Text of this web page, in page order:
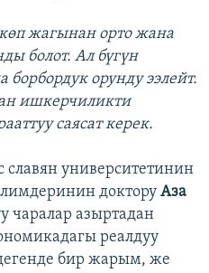
жагынан орто жана
болот. Ал бүгүн
орунду ээлейт.
ишкерчиликти
саясат керек.
университетинин
доктору Аза
чаралар азыртадан
реалдуу
бир жарым, же